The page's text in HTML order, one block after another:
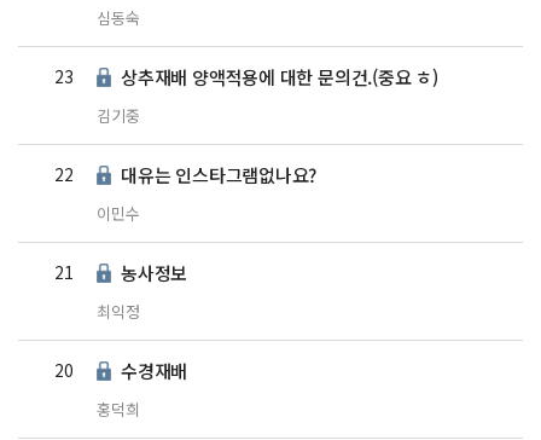
심동숙
23 상추재배 양액적용에 대한 문의건.(중요 ㅎ)
김기중
22 대유는 인스타그램없나요?
이민수
21 농사정보
최익정
20 수경재배
홍덕희